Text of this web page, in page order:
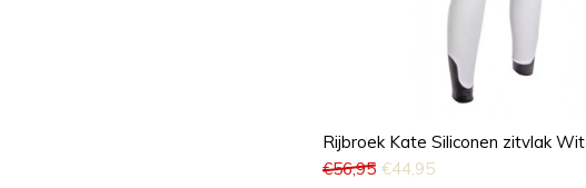
Rijbroek Kate Siliconen zitvlak Wit
€56,95 €44,95